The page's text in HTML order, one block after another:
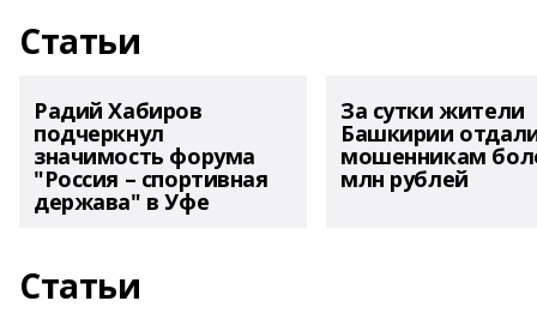
Статьи
Радий Хабиров
подчеркнул
значимость форума
"Россия – спортивная
держава" в Уфе
За сутки жители
Башкирии
мошенникам
млн рублей
Статьи